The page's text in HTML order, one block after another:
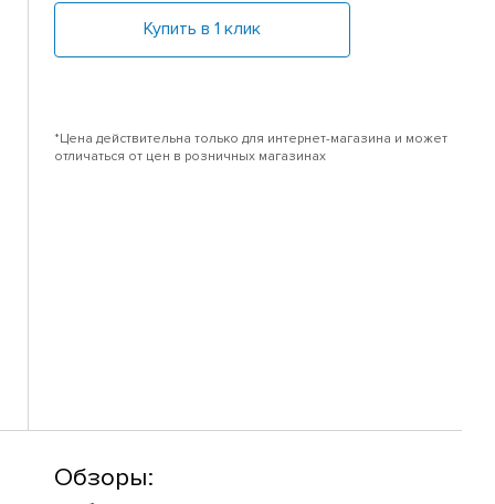
Купить в 1 клик
*Цена действительна только для интернет-магазина и может
отличаться от цен в розничных магазинах
Обзоры: